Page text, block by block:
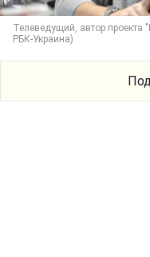
Телеведущий, автор
РБК-Украина)